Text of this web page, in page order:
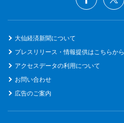
大仙経済新聞について
プレスリリース・情報提供はこちらから
アクセスデータの利用について
お問い合わせ
広告のご案内